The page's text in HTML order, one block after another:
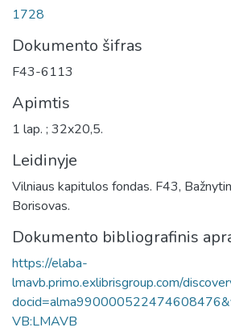
1728
Dokumento šifras
F43-6113
Apimtis
1 lap. ; 32x20,5.
Leidinyje
Vilniaus kapitulos fondas. F43,
Borisovas.
Dokumento bibliografinis
https://elaba-
lmavb.primo.exlibrisgroup.com/
VB:LMAVB